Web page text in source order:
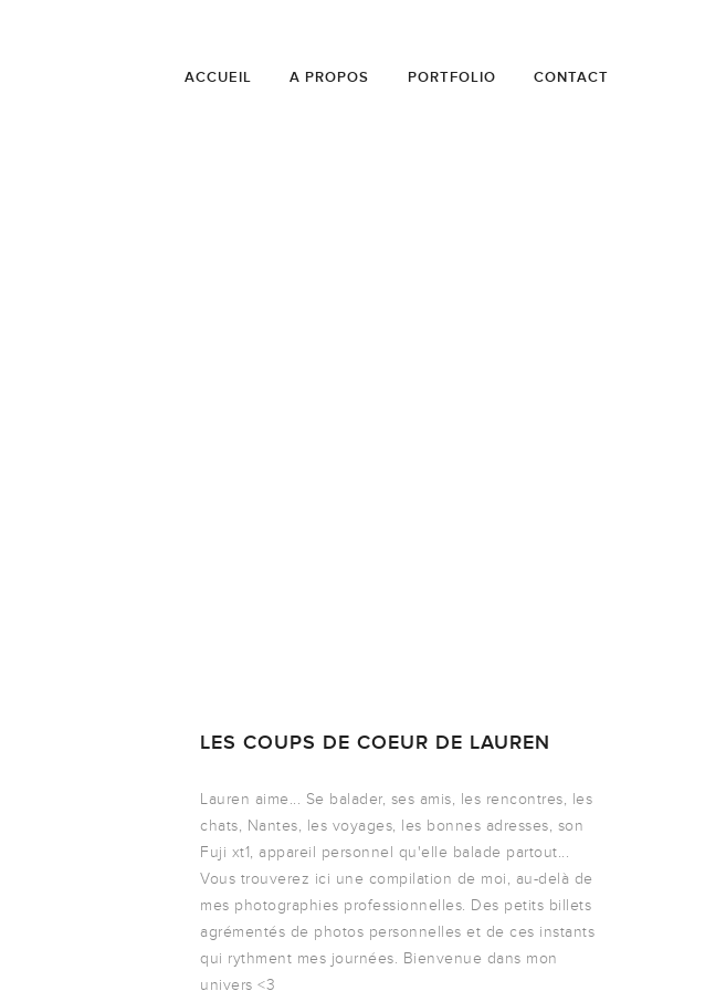
ACCUEIL A PROPOS PORTFOLIO CONTACT
LES COUPS DE COEUR DE LAUREN
Lauren aime... Se balader, ses amis, les rencontres, les
chats, Nantes, les voyages, les bonnes adresses, son
Fuji xt1, appareil personnel qu'elle balade partout...
Vous trouverez ici une compilation de moi, au-delà de
mes photographies professionnelles. Des petits billets
agrémentés de photos personnelles et de ces instants
qui rythment mes journées. Bienvenue dans mon
univers <3